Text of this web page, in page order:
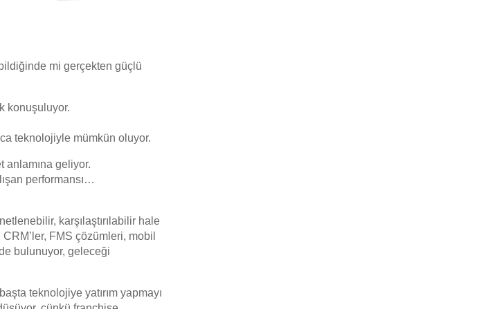
mi gerçekten güçlü
konuşuluyor.
teknolojiyle mümkün oluyor.
anlamına geliyor.
performansı…
karşılaştırılabilir hale
FMS çözümleri, mobil
bulunuyor, geleceği
teknolojiye yatırım yapmayı